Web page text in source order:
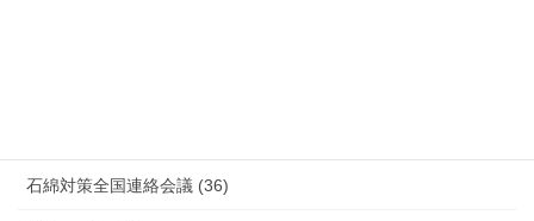
石綿対策全国連絡会議 (36)